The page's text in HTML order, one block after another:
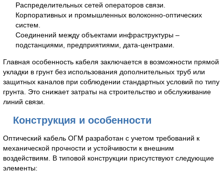
Распределительных сетей операторов связи.
Корпоративных и промышленных волоконно-оптических
систем.
Соединений между объектами инфраструктуры –
подстанциями, предприятиями, дата-центрами.
Главная особенность кабеля заключается в возможности прямой
укладки в грунт без использования дополнительных труб или
защитных каналов при соблюдении стандартных условий по типу
грунта. Это снижает затраты на строительство и обслуживание
линий связи.
Конструкция и особенности
Оптический кабель ОГМ разработан с учетом требований к
механической прочности и устойчивости к внешним
воздействиям. В типовой конструкции присутствуют следующие
элементы: